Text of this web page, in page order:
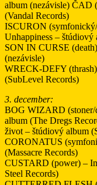
album (nezávisle) ČAD
(Vandal Records)
ISCURON
Unhappiness – štúdiový
SON IN CURSE
(nezávisle)
WRECK-DEFY
(SubLevel Records)
3. december:
BOG WIZARD (stoner/
album (The Dregs
život – štúdiový album
CORONATUS
(Massacre Records)
CUSTARD (power) –
Steel Records)